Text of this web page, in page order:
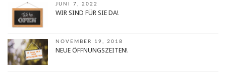
JUNI 7, 2022
WIR SIND FÜR SIE DA!
NOVEMBER 19, 2018
NEUE ÖFFNUNGSZEITEN!